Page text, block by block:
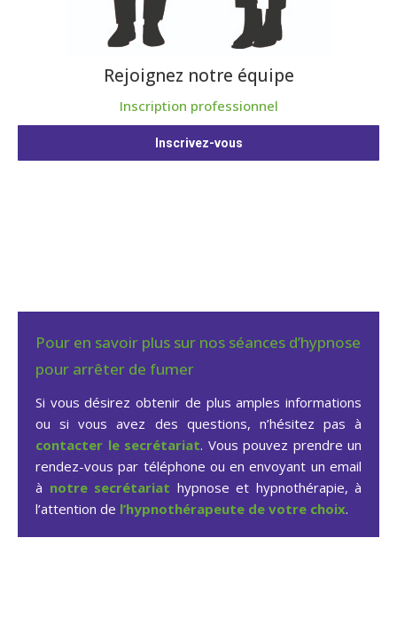
Rejoignez notre équipe
Inscription professionnel
Inscrivez-vous
Pour en savoir plus sur nos séances d’hypnose
pour arrêter de fumer
Si vous désirez obtenir de plus amples informations
ou si vous avez des questions, n’hésitez pas à
contacter le secrétariat. Vous pouvez prendre un
rendez-vous par téléphone ou en envoyant un email
à notre secrétariat hypnose et hypnothérapie, à
l’attention de l’hypnothérapeute de votre choix.